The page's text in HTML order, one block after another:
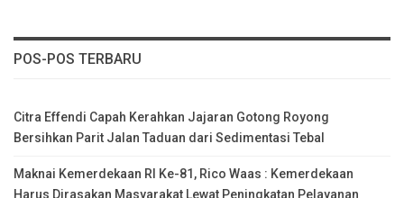
POS-POS TERBARU
Citra Effendi Capah Kerahkan Jajaran Gotong Royong
Bersihkan Parit Jalan Taduan dari Sedimentasi Tebal
Maknai Kemerdekaan RI Ke-81, Rico Waas : Kemerdekaan
Harus Dirasakan Masyarakat Lewat Peningkatan Pelayanan